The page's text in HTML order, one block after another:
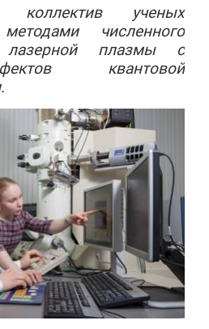
коллектив ученых
численного
лазерной плазмы с
квантовой